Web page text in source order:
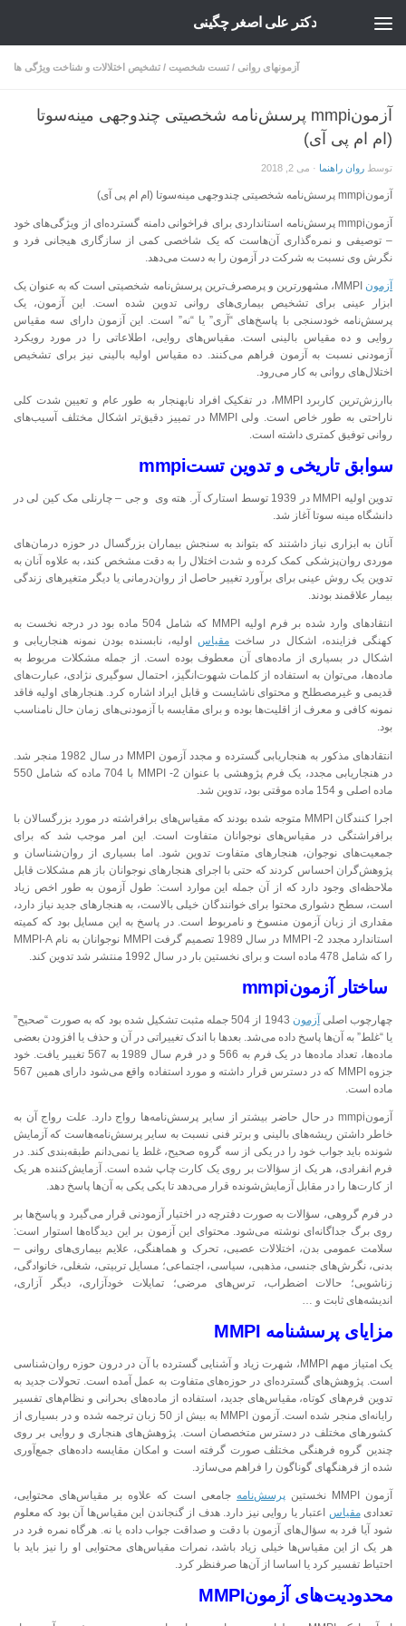
دکتر علی اصغر چگینی
آزمونهای روانی / تست شخصیت / تشخیص اختلالات و شناخت ویژگی ها
آزمونmmpi پرسش‌نامه شخصیتی چندوجهی مینه‌سوتا
(ام ام پی آی)
توسط روان راهنما · می 2, 2018
آزمونmmpi پرسش‌نامه شخصیتی چندوجهی مینه‌سوتا (ام ام پی آی)
آزمونmmpi پرسش‌نامه استانداردی برای فراخوانی دامنه گسترده‌ای از ویژگی‌های خود
– توصیفی و نمره‌گذاری آن‌هاست که یک شاخصی کمی از سازگاری هیجانی فرد و
نگرش وی نسبت به شرکت در آزمون را به دست می‌دهد.
آزمون
MMPI، مشهورترین و پرمصرف‌ترین پرسش‌نامه شخصیتی است که به عنوان یک
ابزار عینی برای تشخیص بیماری‌های روانی تدوین شده است. این آزمون، یک
پرسش‌نامه خودسنجی با پاسخ‌های “آری” یا “نه” است. این آزمون دارای سه مقیاس
روایی و ده مقیاس بالینی است. مقیاس‌های روایی، اطلاعاتی را در مورد رویکرد
آزمودنی نسبت به آزمون فراهم می‌کنند. ده مقیاس اولیه بالینی نیز برای تشخیص
اختلال‌های روانی به کار می‌رود.
باارزش‌ترین کاربرد MMPI، در تفکیک افراد نابهنجار به طور عام و تعیین شدت کلی
ناراحتی به طور خاص است. ولی MMPI در تمییز دقیق‌تر اشکال مختلف آسیب‌های
روانی توفیق کمتری داشته است.
سوابق تاریخی و تدوین تستmmpi
تدوین اولیه MMPI در 1939 توسط استارک آر. هته وی و جی – چارنلی مک کین لی در
دانشگاه مینه سوتا آغاز شد.
آنان به ابزاری نیاز داشتند که بتواند به سنجش بیماران بزرگسال در حوزه درمان‌های
موردی روان‌پزشکی کمک کرده و شدت اختلال را به دقت مشخص کند، به علاوه آنان به
تدوین یک روش عینی برای برآورد تغییر حاصل از روان‌درمانی یا دیگر متغیرهای زندگی
بیمار علاقمند بودند.
انتقادهای وارد شده بر فرم اولیه MMPI که شامل 504 ماده بود در درجه نخست به
کهنگی فزاینده، اشکال در ساخت مقیاساولیه، نابسنده بودن نمونه هنجاریابی و
اشکال در بسیاری از ماده‌های آن معطوف بوده است. از جمله مشکلات مربوط به
ماده‌ها، می‌توان به استفاده از کلمات شهوت‌انگیز، احتمال سوگیری نژادی، عبارت‌های
قدیمی و غیرمصطلح و محتوای ناشایست و قابل ایراد اشاره کرد. هنجارهای اولیه فاقد
نمونه کافی و معرف از اقلیت‌ها بوده و برای مقایسه با آزمودنی‌های زمان حال نامناسب
بود.
انتقادهای مذکور به هنجاریابی گسترده و مجدد آزمون MMPI در سال 1982 منجر شد.
در هنجاریابی مجدد، یک فرم پژوهشی با عنوان 2- MMPI با 704 ماده که شامل 550
ماده اصلی و 154 ماده موقتی بود، تدوین شد.
اجرا کنندگان MMPI متوجه شده بودند که مقیاس‌های برافراشته در مورد بزرگسالان با
برافراشتگی در مقیاس‌های نوجوانان متفاوت است. این امر موجب شد که برای
جمعیت‌های نوجوان، هنجارهای متفاوت تدوین شود. اما بسیاری از روان‌شناسان و
پژوهش‌گران احساس کردند که حتی با اجرای هنجارهای نوجوانان باز هم مشکلات قابل
ملاحظه‌ای وجود دارد که از آن جمله این موارد است: طول آزمون به طور اخص زیاد
است، سطح دشواری محتوا برای خوانندگان خیلی بالاست، به هنجارهای جدید نیاز دارد،
مقداری از زبان آزمون منسوخ و نامربوط است. در پاسخ به این مسایل بود که کمیته
استاندارد مجدد 2- MMPI در سال 1989 تصمیم گرفت MMPI نوجوانان به نام MMPI-A
را که شامل 478 ماده است و برای نخستین بار در سال 1992 منتشر شد تدوین کند.
ساختار آزمونmmpi
چهارچوب اصلیآزمون
1943 از 504 جمله مثبت تشکیل شده بود که به صورت “صحیح”
یا “غلط” به آن‌ها پاسخ داده می‌شد. بعدها با اندک تغییراتی در آن و حذف یا افزودن بعضی
ماده‌ها، تعداد ماده‌ها در یک فرم به 566 و در فرم سال 1989 به 567 تغییر یافت. خود
جزوه MMPI که در دسترس قرار داشته و مورد استفاده واقع می‌شود دارای همین 567
ماده است.
آزمونmmpi در حال حاضر بیشتر از سایر پرسش‌نامه‌ها رواج دارد. علت رواج آن به
خاطر داشتن ریشه‌های بالینی و برتر فنی نسبت به سایر پرسش‌نامه‌هاست که آزمایش
شونده باید جواب خود را در یکی از سه گروه صحیح، غلط یا نمی‌دانم طبقه‌بندی کند. در
فرم انفرادی، هر یک از سؤالات بر روی یک کارت چاپ شده است. آزمایش‌کننده هر یک
از کارت‌ها را در مقابل آزمایش‌‌شونده قرار می‌دهد تا یکی یکی به آن‌ها پاسخ دهد.
در فرم گروهی، سؤالات به صورت دفترچه در اختیار آزمودنی قرار می‌گیرد و پاسخ‌ها بر
روی برگ جداگانه‌ای نوشته می‌شود. محتوای این آزمون بر این دیدگاه‌ها استوار است:
سلامت عمومی بدن، اختلالات عصبی، تحرک و هماهنگی، علایم بیماری‌های روانی –
بدنی، نگرش‌های جنسی، مذهبی، سیاسی، اجتماعی؛ مسایل تربیتی، شغلی، خانوادگی،
زناشویی؛ حالات اضطراب، ترس‌های مرضی؛ تمایلات خودآزاری، دیگر آزاری،
اندیشه‌های ثابت و …
مزایای پرسشنامه MMPI
یک امتیاز مهم MMPI، شهرت زیاد و آشنایی گسترده با آن در درون حوزه روان‌شناسی
است. پژوهش‌های گسترده‌ای در حوزه‌های متفاوت به عمل آمده است. تحولات جدید به
تدوین فرم‌های کوتاه، مقیاس‌های جدید، استفاده از ماده‌های بحرانی و نظام‌های تفسیر
رایانه‌ای منجر شده است. آزمون MMPI به بیش از 50 زبان ترجمه شده و در بسیاری از
کشورهای مختلف در دسترس متخصصان است. پژوهش‌های هنجاری و روایی بر روی
چندین گروه فرهنگی مختلف صورت گرفته است و امکان مقایسه داده‌های جمع‌آوری
شده از فرهنگ­های گوناگون را فراهم می‌سازد.
آزمون MMPI نخستین پرسش‌نامه جامعی است که علاوه بر مقیاس‌های محتوایی،
تعدادیمقیاس اعتبار یا روایی نیز دارد. هدف از گنجاندن این مقیاس‌ها آن بود که معلوم
شود آیا فرد به سؤال‌های آزمون با دقت و صداقت جواب داده یا نه. هرگاه نمره فرد در
هر یک از این مقیاس‌ها خیلی زیاد باشد، نمرات مقیاس‌های محتوایی او را نیز باید با
احتیاط تفسیر کرد یا اساسا از آن‌ها صرفنظر کرد.
محدودیت‌های آزمونMMPI